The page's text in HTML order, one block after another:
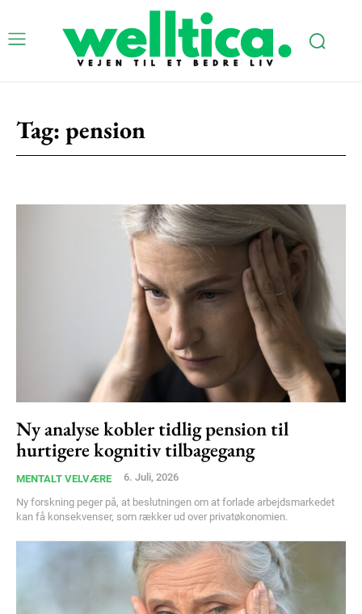
Tag: pension
Ny analyse kobler tidlig pension til
hurtigere kognitiv tilbagegang
MENTALT VELVÆRE 6. Juli, 2026
Ny forskning peger på, at beslutningen om at forlade arbejdsmarkedet
kan få konsekvenser, som rækker ud over privatøkonomien.